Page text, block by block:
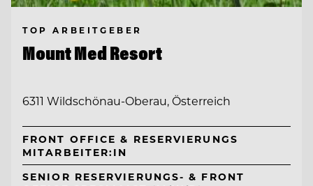
TOP ARBEITGEBER
Mount Med Resort
6311 Wildschönau-Oberau, Österreich
FRONT OFFICE & RESERVIERUNGS
MITARBEITER:IN
SENIOR RESERVIERUNGS- & FRONT